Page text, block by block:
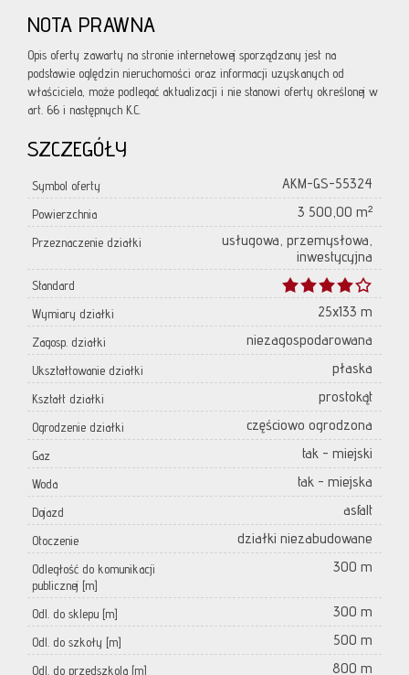
NOTA PRAWNA
Opis oferty zawarty na stronie internetowej sporządzany jest na
podstawie oględzin nieruchomości oraz informacji uzyskanych od
właściciela, może podlegać aktualizacji i nie stanowi oferty określonej w
art. 66 i następnych K.C.
SZCZEGÓŁY
Symbol oferty AKM-GS-55324
Powierzchnia 3 500,00 m²
Przeznaczenie działki
usługowa, przemysłowa,
inwestycyjna
Standard
Wymiary działki
25x133 m
Zagosp. działki niezagospodarowana
Ukształtowanie działki płaska
Kształt działki prostokąt
Ogrodzenie działki częściowo ogrodzona
Gaz tak - miejski
Woda tak - miejska
Dojazd asfalt
Otoczenie działki niezabudowane
Odległość do komunikacji
publicznej [m]
300 m
Odl. do sklepu [m] 300 m
Odl. do szkoły [m] 500 m
Odl. do przedszkola [m] 800 m